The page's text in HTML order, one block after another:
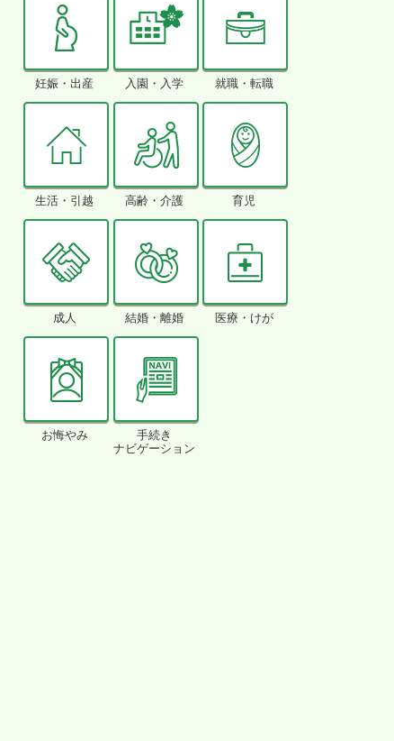
妊娠・出産 入園・入学 就職・転職
生活・引越 高齢・介護 育児
成人 結婚・離婚 医療・けが
お悔やみ
手続き
ナビゲーション